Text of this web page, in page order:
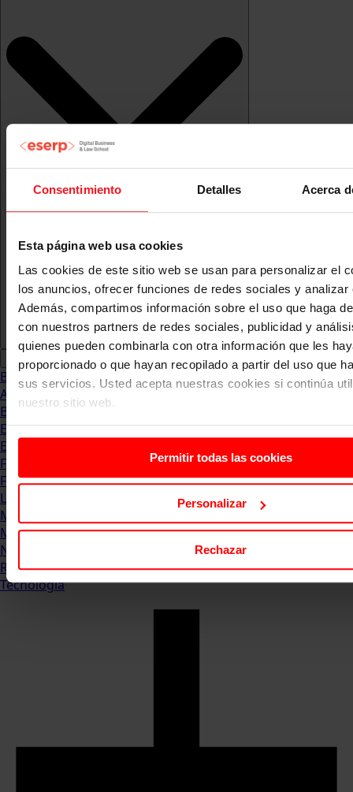
Consentimiento Detalles Acerca
Esta página web usa cookies
Las cookies de este sitio web se usan para personalizar el
los anuncios, ofrecer funciones de redes sociales y analizar
Además, compartimos información sobre el uso que haga
con nuestros partners de redes sociales, publicidad y
quienes pueden combinarla con otra información que les
proporcionado o que hayan recopilado a partir del uso que
sus servicios. Usted acepta nuestras cookies si continúa
nuestro sitio web.
Permitir todas las cookies
Personalizar
Rechazar
Blog
Abogacia
Business
Empleo & Emprendimiento
Empresas
Finanzas
Formación & Estudios
Luxury
Management
Marketing & Comunicación
Negocios
Recursos Humanos
Tecnología